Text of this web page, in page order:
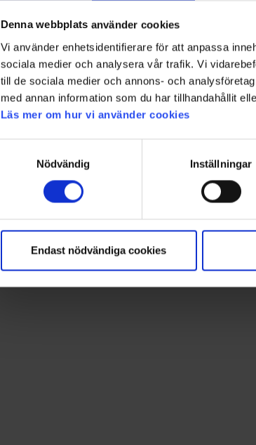
Denna webbplats använder cookies
Vi använder enhetsidentifierare för att anpassa
sociala medier och analysera vår trafik. Vi
till de sociala medier och annons- och
med annan information som du har tillhandahållit
Läs mer om hur vi använder cookies
Nödvändig
Inställningar
Endast nödvändiga cookies
4.7 von 5 Sternen
+ 5
Damen Skort Adventure
High Mountain
1426
29 €
Bewertung: 4.7 von 5
Herren
High
1520
Folgen Sie